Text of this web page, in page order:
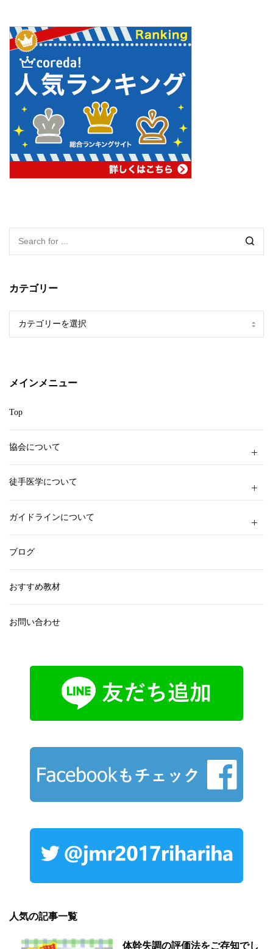
カテゴリー
メインメニュー
Top
協会について
徒手医学について
ガイドラインについて
ブログ
おすすめ教材
お問い合わせ
人気の記事一覧
体幹失調の評価法をご存知でし